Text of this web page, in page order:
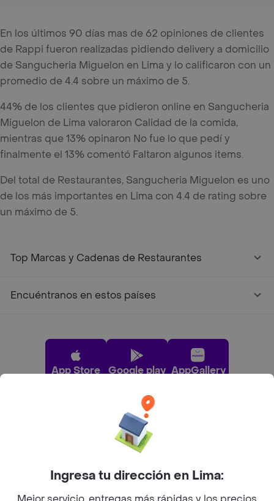
En los últimos 90 días mas de 62 opiniones de clientes
de Rappi fueron realizadas pidiendo delivery a domicilio
de Sangucheria Miguelon en Lima y lo calificaron con un
promedio de 4.4 sobre un máximo de 5.
44% de los clientes que pidieron online en Sangucheria
Miguelon de Lima valoraron Calidad de la comida,
mientras que 13% opinaron No fue lo que pedí y
finalmente el 13% comentó Faltaron algunos items.
Del total de Restaurantes, Sangucheria Miguelon es uno
de los más importantes en Lima con 4.4 de rating sobre
un máximo de 5.
Top Marcas y Cadenas de Restaurantes
Encuéntranos en estos países
App Store Google play AppGallery
Pide tu comida favorita cerca de ti
Categorías
Ingresa tu dirección en Lima: